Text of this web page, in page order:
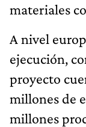
materiales
A nivel
ejecución,
proyecto
millones de
millones